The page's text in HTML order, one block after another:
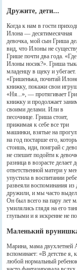
Дружите, дети...
Когда к нам в гости
Илона — десятимесячная
девочка, мой сын Гриша
вид, что Илоны не
Грише почти два года.
Илоны носик?». Гриша
младенцу в щеку и убегает.
«Гришенька, почитай
книжку, покажи свои
«Ня...», — протягивает
книжку и продолжает
своими делами. Или в
песочнице. Гриша стоит,
прижимая к себе все три
машинки, взятые на
на год постарше его,
стоишь, иди, поиграй с
не спешит подойти к
разница в возрасте
ответственной матери у
упустила в воспитании
развеяли воспоминания
дружили, и мы часто
Он был всего на пару лет
умилялись глядя на его
глупыми и я искренне не
Маленький
Марина, мама двухлетней
вспоминает: «В детстве я,
любой нормальный